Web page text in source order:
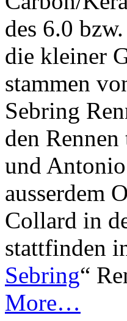
des 6.0
die kleiner
stammen
Sebring
den
und
ausserdem
Collard in
stattfinden
Sebring“
More…